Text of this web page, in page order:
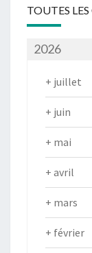
TOUTES
2026
+ juillet
+ juin
+ mai
+ avril
+ mars
+ février